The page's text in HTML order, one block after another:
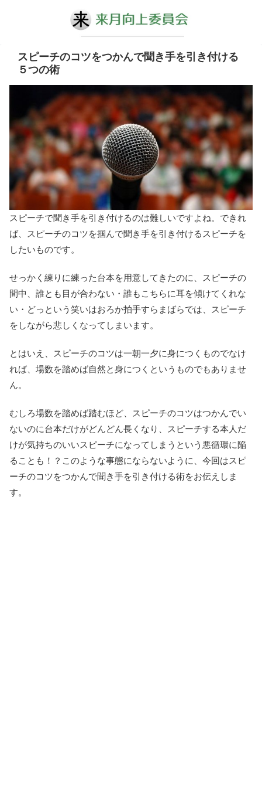
スピーチのコツをつかんで聞き手を引き付ける
５つの術
スピーチで聞き手を引き付けるのは難しいですよね。できれ
ば、スピーチのコツを掴んで聞き手を引き付けるスピーチを
したいものです。
せっかく練りに練った台本を用意してきたのに、スピーチの
間中、誰とも目が合わない・誰もこちらに耳を傾けてくれな
い・どっという笑いはおろか拍手すらまばらでは、スピーチ
をしながら悲しくなってしまいます。
とはいえ、スピーチのコツは一朝一夕に身につくものでなけ
れば、場数を踏めば自然と身につくというものでもありませ
ん。
むしろ場数を踏めば踏むほど、スピーチのコツはつかんでい
ないのに台本だけがどんどん長くなり、スピーチする本人だ
けが気持ちのいいスピーチになってしまうという悪循環に陥
ることも！？このような事態にならないように、今回はスピ
ーチのコツをつかんで聞き手を引き付ける術をお伝えしま
す。